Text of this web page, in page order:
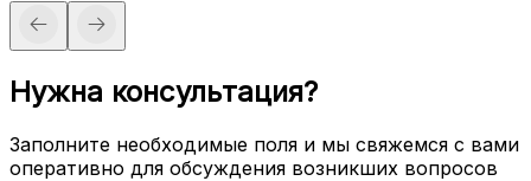
Нужна консультация?
Заполните необходимые поля и мы свяжемся с вами
оперативно для обсуждения возникших вопросов